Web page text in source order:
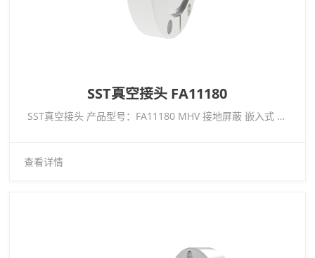
SST真空接头 FA11180
SST真空接头 产品型号：FA11180 MHV 接地屏蔽 嵌入式 5kV 3.6 Amp 0.094 304 Stn. STl。导体 3 根 CF2.75 不带插头
查看详情